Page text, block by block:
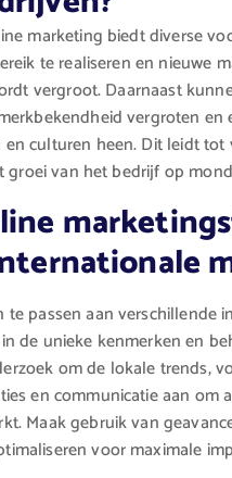
marketing biedt diverse
te realiseren en nieuwe
vergroot. Daarnaast
vergroten en
culturen heen. Dit leidt
van het bedrijf op
passen aan verschillende
de unieke kenmerken en
om de lokale trends,
en communicatie aan
Maak gebruik van
voor maximale